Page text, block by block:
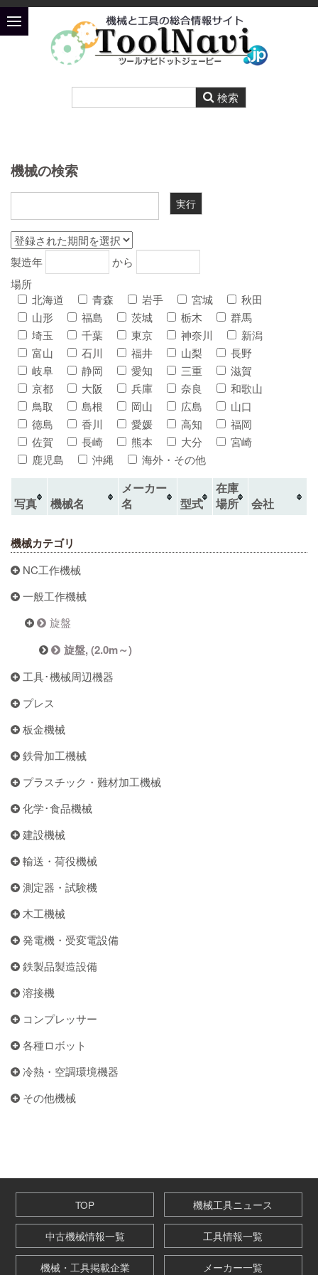
機械の検索
製造年
から
場所
北海道
青森 岩手 宮城
秋田
山形
福島 茨城 栃木
群馬
埼玉
千葉 東京 神奈川
新潟
富山
石川 福井 山梨
長野
岐阜
静岡 愛知 三重
滋賀
京都
大阪 兵庫 奈良
和歌山
鳥取
島根 岡山 広島
山口
徳島
香川 愛媛 高知
福岡
佐賀
長崎 熊本 大分
宮崎
鹿児島
沖縄 海外・その他
写真 機械名
メーカー
名
型式
在庫
場所
会社
機械カテゴリ
NC工作機械
一般工作機械
旋盤
旋盤, (2.0m～)
工具･機械周辺機器
プレス
板金機械
鉄骨加工機械
プラスチック・難材加工機械
化学･食品機械
建設機械
輸送・荷役機械
測定器・試験機
木工機械
発電機・受変電設備
鉄製品製造設備
溶接機
コンプレッサー
各種ロボット
冷熱・空調環境機器
その他機械
TOP 機械工具ニュース
中古機械情報一覧 工具情報一覧
機械・工具掲載企業 メーカー一覧